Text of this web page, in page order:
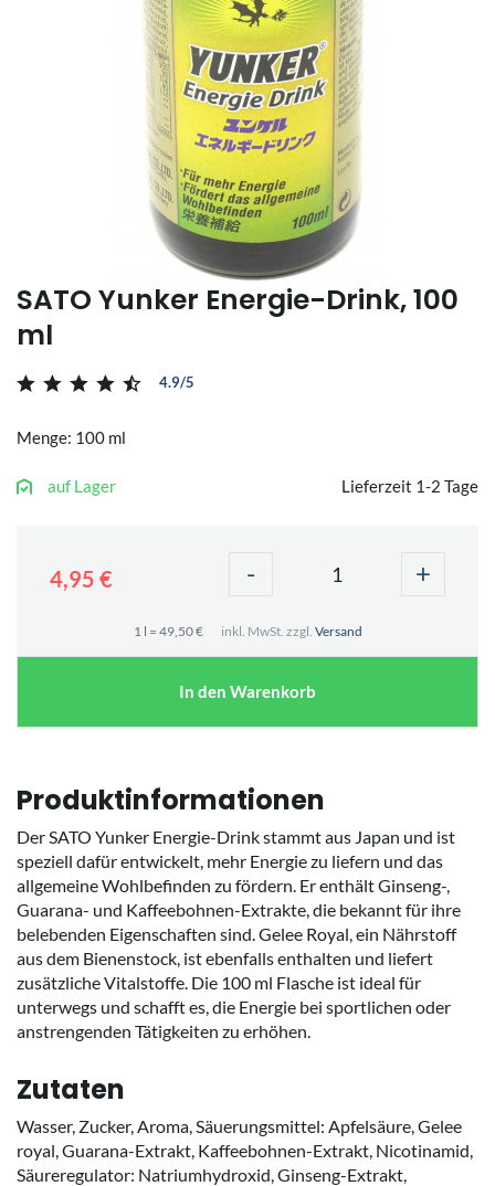
SATO Yunker Energie-Drink, 100
ml
4.9/5
Menge: 100 ml
auf Lager Lieferzeit 1-2 Tage
4,95 € - +
1 l = 49,50 € inkl. MwSt. zzgl. Versand
In den Warenkorb
Produktinformationen
Der SATO Yunker Energie-Drink stammt aus Japan und ist
speziell dafür entwickelt, mehr Energie zu liefern und das
allgemeine Wohlbefinden zu fördern. Er enthält Ginseng-,
Guarana- und Kaffeebohnen-Extrakte, die bekannt für ihre
belebenden Eigenschaften sind. Gelee Royal, ein Nährstoff
aus dem Bienenstock, ist ebenfalls enthalten und liefert
zusätzliche Vitalstoffe. Die 100 ml Flasche ist ideal für
unterwegs und schafft es, die Energie bei sportlichen oder
anstrengenden Tätigkeiten zu erhöhen.
Zutaten
Wasser, Zucker, Aroma, Säuerungsmittel: Apfelsäure, Gelee
royal, Guarana-Extrakt, Kaffeebohnen-Extrakt, Nicotinamid,
Säureregulator: Natriumhydroxid, Ginseng-Extrakt,